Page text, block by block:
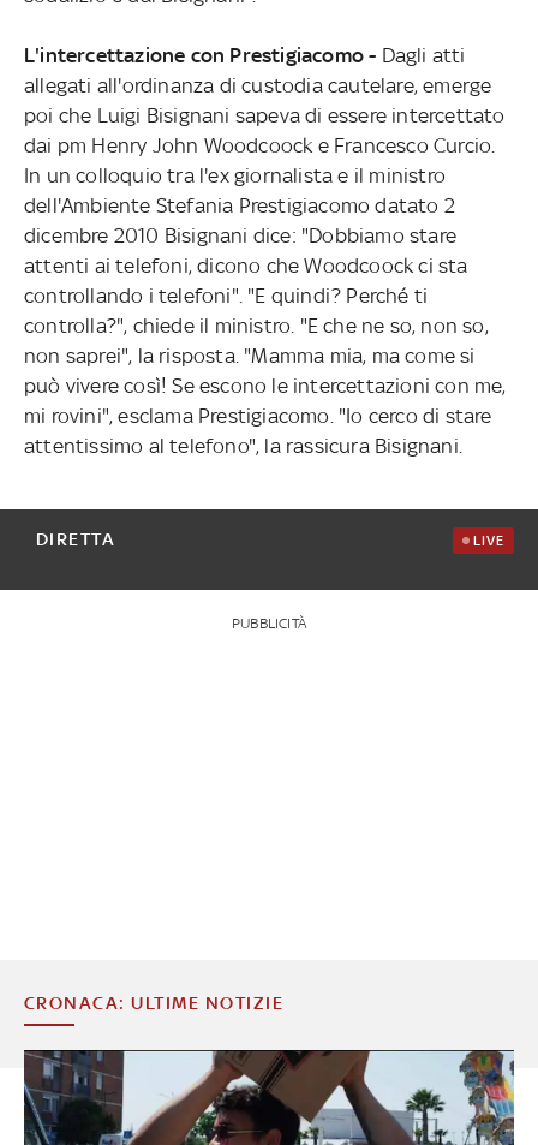
L'intercettazione con Prestigiacomo - Dagli atti
allegati all'ordinanza di custodia cautelare, emerge
poi che Luigi Bisignani sapeva di essere intercettato
dai pm Henry John Woodcoock e Francesco Curcio.
In un colloquio tra l'ex giornalista e il ministro
dell'Ambiente Stefania Prestigiacomo datato 2
dicembre 2010 Bisignani dice: "Dobbiamo stare
attenti ai telefoni, dicono che Woodcoock ci sta
controllando i telefoni". "E quindi? Perché ti
controlla?", chiede il ministro. "E che ne so, non so,
non saprei", la risposta. "Mamma mia, ma come si
può vivere così! Se escono le intercettazioni con me,
mi rovini", esclama Prestigiacomo. "Io cerco di stare
attentissimo al telefono", la rassicura Bisignani.
DIRETTA LIVE
PUBBLICITÀ
CRONACA: ULTIME NOTIZIE